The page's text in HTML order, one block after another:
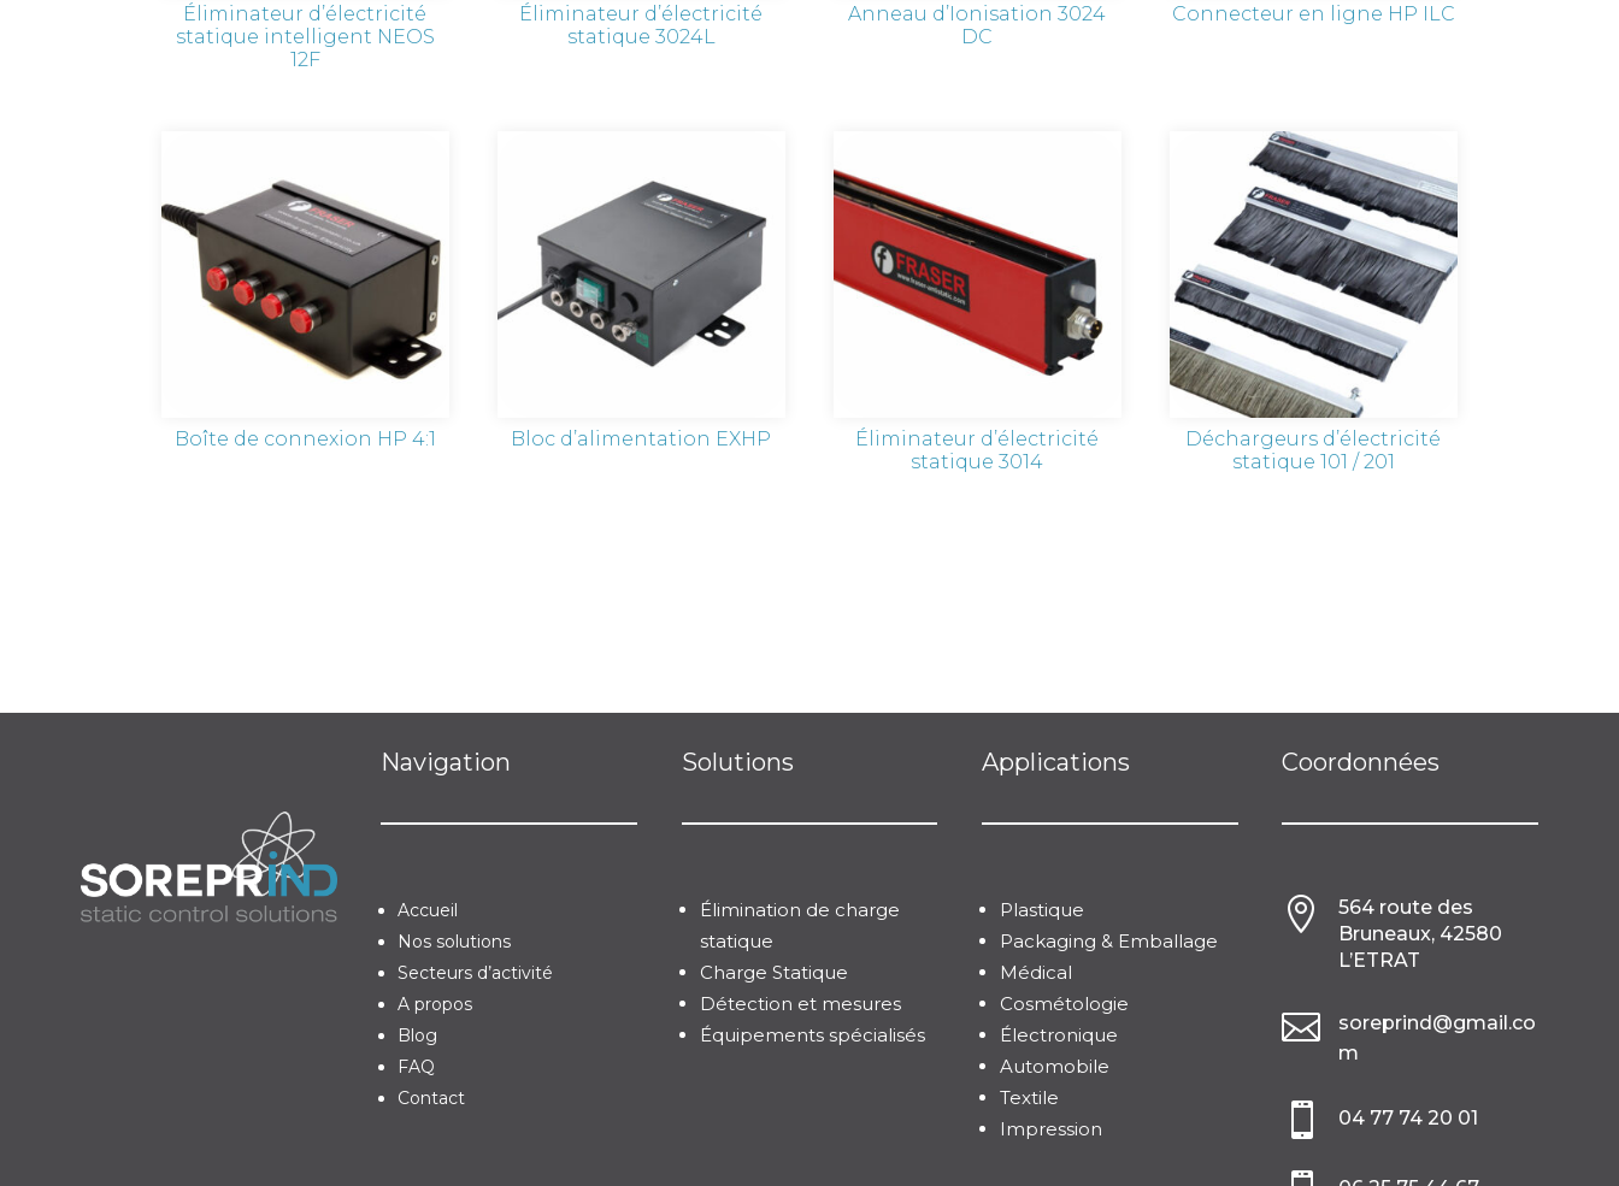
Éliminateur d’électricité
statique intelligent NEOS
12F
Éliminateur d’électricité
statique 3024L
Anneau d’Ionisation 3024
DC
Connecteur en ligne HP ILC
Boîte de connexion HP 4:1 Bloc d’alimentation EXHP
Éliminateur d’électricité
statique 3014
Déchargeurs d’électricité
statique 101 / 201
Navigation
Accueil
Nos solutions
Secteurs d’activité
A propos
Blog
FAQ
Contact
Solutions
Élimination de charge
statique
Charge Statique
Détection et mesures
Équipements spécialisés
Applications
Plastique
Packaging & Emballage
Médical
Cosmétologie
Électronique
Automobile
Textile
Impression
Coordonnées

564 route des
Bruneaux, 42580
L’ETRAT

soreprind@gmail.co
m
 04 77 74 20 01